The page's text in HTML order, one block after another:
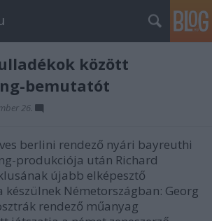
között
bemutatót
26.
berlini rendező nyári bayreuthi
produkciója után Richard
újabb elképesztő
Németországban: Georg
rendező műanyag